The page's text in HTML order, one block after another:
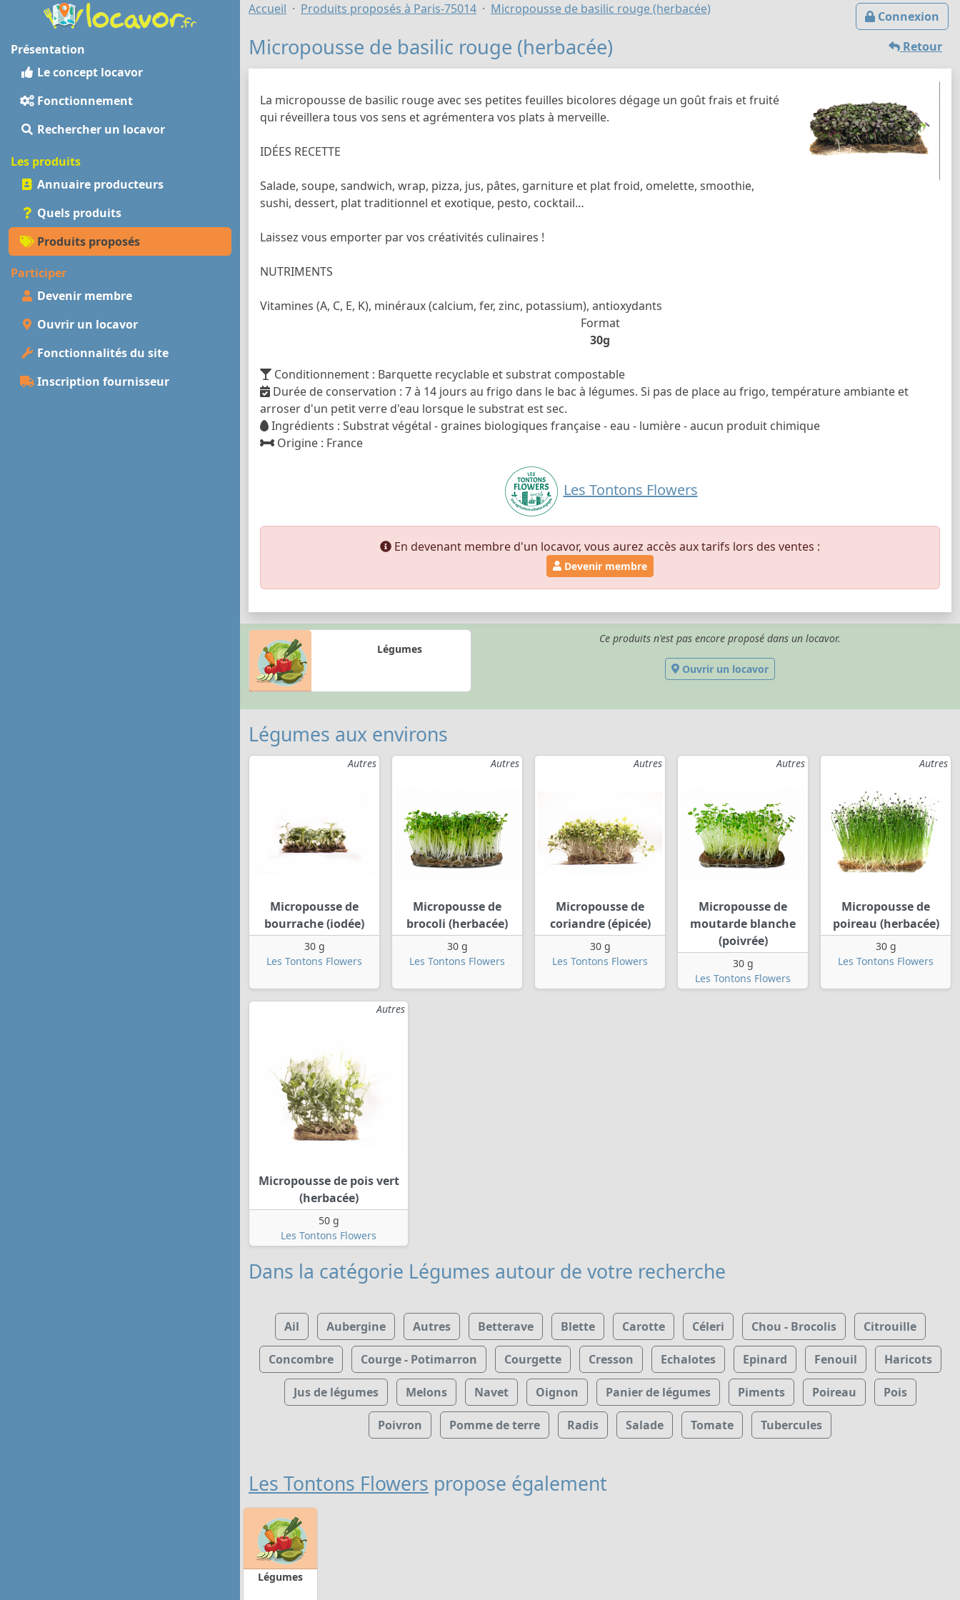
Présentation
Le concept locavor
Fonctionnement
Rechercher un locavor
Les produits
Annuaire producteurs
Quels produits
Produits proposés
Participer
Devenir membre
Ouvrir un locavor
Fonctionnalités du site
Inscription fournisseur
Connexion
Accueil Produits proposés à Paris-75014 Micropousse de basilic rouge (herbacée)
Retour
Micropousse de basilic rouge (herbacée)
La micropousse de basilic rouge avec ses petites feuilles bicolores dégage un goût frais et fruité
qui réveillera tous vos sens et agrémentera vos plats à merveille.
IDÉES RECETTE
Salade, soupe, sandwich, wrap, pizza, jus, pâtes, garniture et plat froid, omelette, smoothie,
sushi, dessert, plat traditionnel et exotique, pesto, cocktail…
Laissez vous emporter par vos créativités culinaires !
NUTRIMENTS
Vitamines (A, C, E, K), minéraux (calcium, fer, zinc, potassium), antioxydants
Format
30g
Conditionnement : Barquette recyclable et substrat compostable
Durée de conservation : 7 à 14 jours au frigo dans le bac à légumes. Si pas de place au frigo, température ambiante et
arroser d'un petit verre d'eau lorsque le substrat est sec.
Ingrédients : Substrat végétal - graines biologiques française - eau - lumière - aucun produit chimique
Origine : France
Les Tontons Flowers
En devenant membre d'un locavor, vous aurez accès aux tarifs lors des ventes :
Devenir membre
Légumes
Ce produits n'est pas encore proposé dans un locavor.
Ouvrir un locavor
Légumes aux environs
Autres
Micropousse de
bourrache (iodée)
30 g
Les Tontons Flowers
Autres
Micropousse de
brocoli (herbacée)
30 g
Les Tontons Flowers
Autres
Micropousse de
coriandre (épicée)
30 g
Les Tontons Flowers
Autres
Micropousse de
moutarde blanche
(poivrée)
30 g
Les Tontons Flowers
Autres
Micropousse de
poireau (herbacée)
30 g
Les Tontons Flowers
Autres
Micropousse de pois vert
(herbacée)
50 g
Les Tontons Flowers
Dans la catégorie Légumes autour de votre recherche
Ail Aubergine Autres Betterave Blette Carotte Céleri Chou - Brocolis Citrouille
Concombre Courge - Potimarron Courgette Cresson Echalotes Epinard Fenouil Haricots
Jus de légumes Melons Navet Oignon Panier de légumes Piments Poireau Pois
Poivron Pomme de terre Radis Salade Tomate Tubercules
Les Tontons Flowers propose également
Légumes